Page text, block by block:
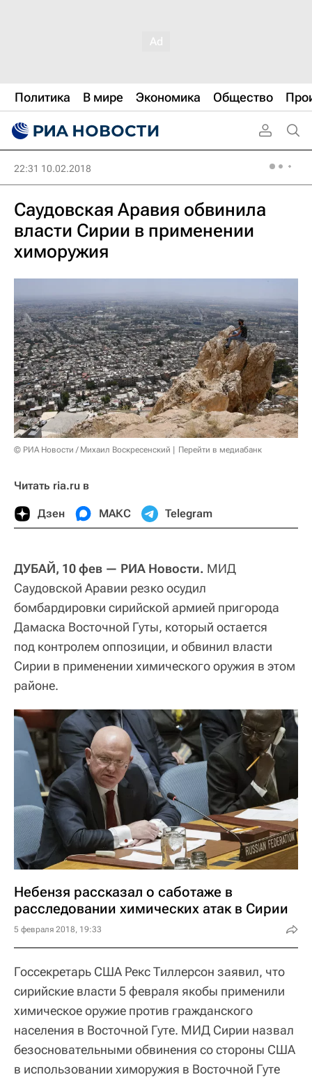
Политика В мире Экономика Общество
22:31 10.02.2018
Саудовская Аравия обвинила
власти Сирии в применении
химоружия
© РИА Новости / Михаил Воскресенский Перейти в медиабанк
Читать ria.ru в
Дзен МАКС Telegram
ДУБАЙ, 10 фев — РИА Новости. МИД
Саудовской Аравии резко осудил
бомбардировки сирийской армией пригорода
Дамаска Восточной Гуты, который остается
под контролем оппозиции, и обвинил власти
Сирии в применении химического оружия в этом
районе.
Небензя рассказал о саботаже в
расследовании химических атак в Сирии
5 февраля 2018, 19:33
Госсекретарь США Рекс Тиллерсон заявил, что
сирийские власти 5 февраля якобы применили
химическое оружие против гражданского
населения в Восточной Гуте. МИД Сирии назвал
безосновательными обвинения со стороны США
в использовании химоружия в Восточной Гуте